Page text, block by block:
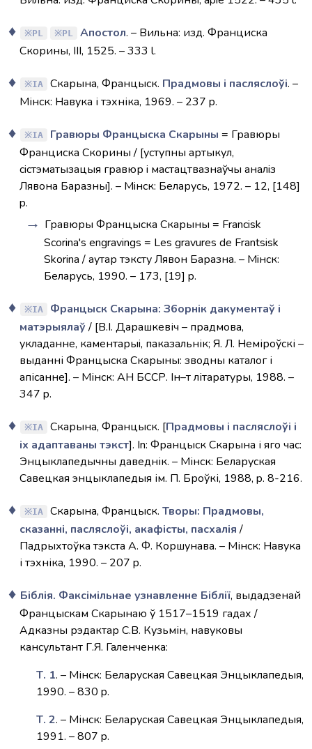
PL PL Апостол. – Вильна: изд. Франциска
Скорины, III, 1525. – 333 l.
IA Скарына, Францыск. Прадмовы і пасляслоўі. –
Мінск: Навука і тэхніка, 1969. – 237 p.
IA Гравюры Францыска Скарыны = Гравюры
Франциска Скорины / [уступны артыкул,
сiстэматызацыя гравюр i мастацтвазнаўчы аналiз
Лявона Баразны]. – Мiнск: Беларусь, 1972. – 12, [148]
p.
Гравюры Францыска Скарыны = Francisk
Scorina's engravings = Les gravures de Frantsisk
Skorina / аутар тэксту Лявон Баразна. – Мiнск:
Беларусь, 1990. – 173, [19] p.
IA
Францыск Скарына: З6орнік дакументаў і
матэрыялаў/ [В.I. Дарашкевіч – прадмова,
укладанне, каментарыi, паказальнік; Я. Л. Неміроўскі –
выданні Францыска Скарыны: зводны каталог і
апісанне]. – Мінск: АН БССР. Ін–т літаратуры, 1988. –
347 p.
IA Скарына, Францыск. [Прадмовы і пасляслоўі і
іх адаптаваны тэкст]. In: Францыск Скарына і яго час:
Энцыклапедычны даведнік. – Мінск: Беларуская
Савецкая энцыклапедыя ім. П. Броўкі, 1988, p. 8-216.
IA Скарына, Францыск. Творы: Прадмовы,
сказанні, пасляслоўі, акафісты, пасхалія/
Падрыхтоўка тэкста А. Ф. Коршунава. – Мінск: Навука
і тэхніка, 1990. – 207 p.
Біблія. Факсімільнае узнавленне Біблії, выдадзенай
Францыскам Скарынаю ў 1517–1519 гадах /
Адказны рэдактар С.В. Кузьмін, навуковы
кансультант Г.Я. Галенченка:
Т. 1. – Мінск: Беларуская Савецкая Энцыклапедыя,
1990. – 830 p.
Т. 2. – Мінск: Беларуская Савецкая Энцыклапедыя,
1991. – 807 p.